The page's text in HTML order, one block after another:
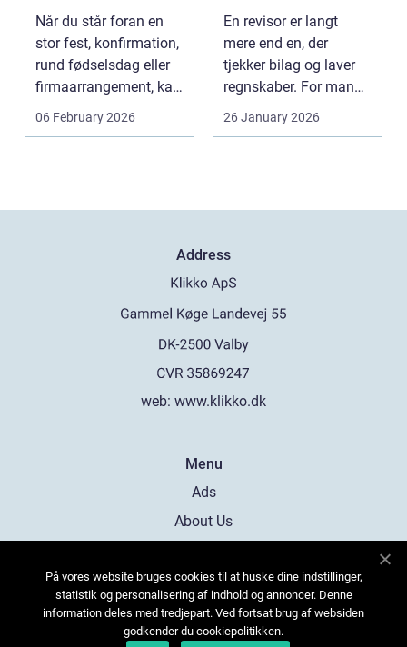
stress
Når du står foran en
stor fest, konfirmation,
rund fødselsdag eller
firmaarrangement, kan
planlægnin...
06 February 2026
En revisor er langt
mere end en, der
tjekker bilag og laver
regnskaber. For mange
26 January 2026
Address
web: www.klikko.dk
Menu
Ads
About Us
Contact
Sitemap
På vores website bruges cookies til at huske dine indstillinger,
statistik og personalisering af indhold og annoncer. Denne
information deles med tredjepart. Ved fortsat brug af websiden
godkender du cookiepolitikken.